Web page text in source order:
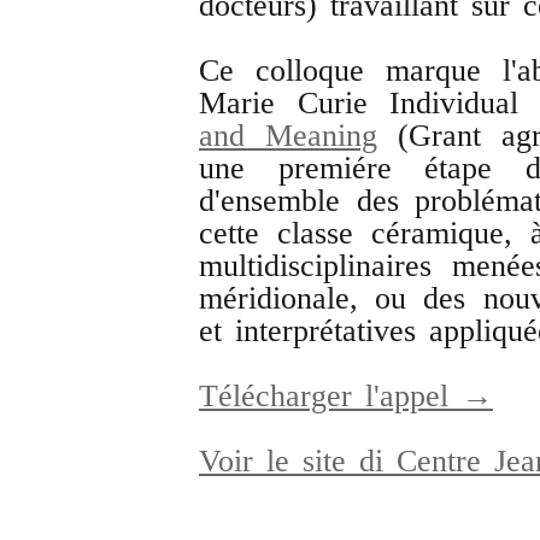
Ce colloque marque
Marie Curie
and Meaning (Grant
une premiére étape
d'ensemble des
cette classe céramique,
multidisciplinaires
méridionale, ou des
et interprétatives
Télécharger l'appel →
Voir le site di Centre